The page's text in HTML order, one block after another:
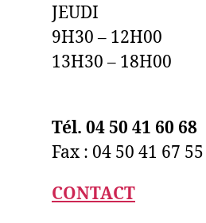
JEUDI
9H30 – 12H00
13H30 – 18H00
Tél. 04 50 41 60 68
Fax : 04 50 41 67 55
CONTACT